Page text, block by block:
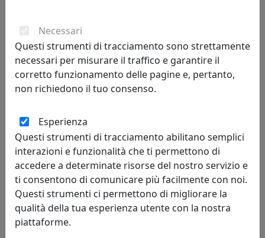
SET SCRIVANIA BRANDO 60X36 IN CUOIO, 6 PEZZI, LIMAC DESIGN,
GRIGIO, CODICE STBR06CC0012
Limac Design
516,00 €
Necessari
Questi strumenti di tracciamento sono strettamente
necessari per misurare il traffico e garantire il
corretto funzionamento delle pagine e, pertanto,
non richiedono il tuo consenso.
Esperienza
Questi strumenti di tracciamento abilitano semplici
interazioni e funzionalità che ti permettono di
accedere a determinate risorse del nostro servizio e
ti consentono di comunicare più facilmente con noi.
Questi strumenti ci permettono di migliorare la
qualità della tua esperienza utente con la nostra
piattaforme.